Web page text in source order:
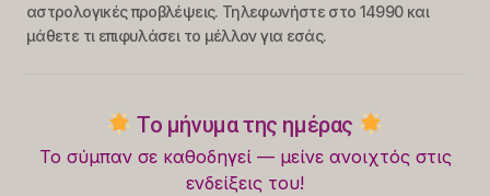
αστρολογικές προβλέψεις. Τηλεφωνήστε στο 14990 και
μάθετε τι επιφυλάσει το μέλλον για εσάς.
Το μήνυμα της ημέρας
Το σύμπαν σε καθοδηγεί — μείνε ανοιχτός στις
ενδείξεις του!